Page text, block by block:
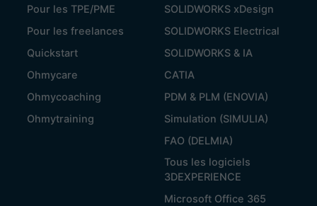
Pour les TPE/PME
Pour les freelances
Quickstart
Ohmycare
Ohmycoaching
Ohmytraining
SOLIDWORKS xDesign
SOLIDWORKS Electrical
SOLIDWORKS & IA
CATIA
PDM & PLM (ENOVIA)
Simulation (SIMULIA)
FAO (DELMIA)
Tous les logiciels
3DEXPERIENCE
Microsoft Office 365